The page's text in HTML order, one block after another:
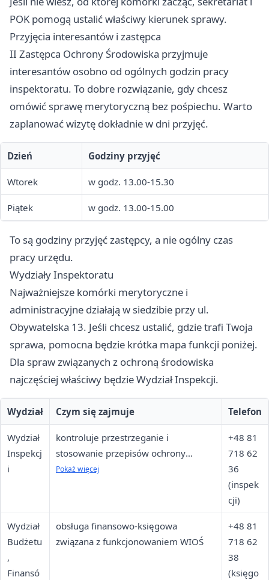
POK pomogą ustalić właściwy kierunek sprawy.
Przyjęcia interesantów i zastępca
II Zastępca Ochrony Środowiska przyjmuje
interesantów osobno od ogólnych godzin pracy
inspektoratu. To dobre rozwiązanie, gdy chcesz
omówić sprawę merytoryczną bez pośpiechu. Warto
zaplanować wizytę dokładnie w dni przyjęć.
Dzień Godziny przyjęć
Wtorek w godz. 13.00-15.30
Piątek w godz. 13.00-15.00
To są godziny przyjęć zastępcy, a nie ogólny czas
pracy urzędu.
Wydziały Inspektoratu
Najważniejsze komórki merytoryczne i
administracyjne działają w siedzibie przy ul.
Obywatelska 13. Jeśli chcesz ustalić, gdzie trafi Twoja
sprawa, pomocna będzie krótka mapa funkcji poniżej.
Dla spraw związanych z ochroną środowiska
najczęściej właściwy będzie Wydział Inspekcji.
Wydział Czym się zajmuje Telefon
Wydział
Inspekcj
i
kontroluje przestrzeganie i
stosowanie przepisów ochrony
środowiska oraz decyzji ustalających
kary i mandaty
Pokaż więcej
+48 81
718 62
36
(inspek
cji)
Wydział
Budżetu
,
Finansó
obsługa finansowo-księgowa
związana z funkcjonowaniem WIOŚ
+48 81
718 62
38
(księgo